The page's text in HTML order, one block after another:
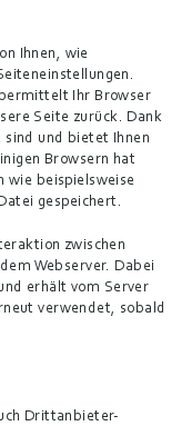
Ihnen, wie
Ihr Browser
Seite zurück. Dank
sind und bietet Ihnen
Browsern hat
wie beispielsweise
gespeichert.
zwischen
Webserver. Dabei
erhält vom Server
verwendet, sobald
Drittanbieter-